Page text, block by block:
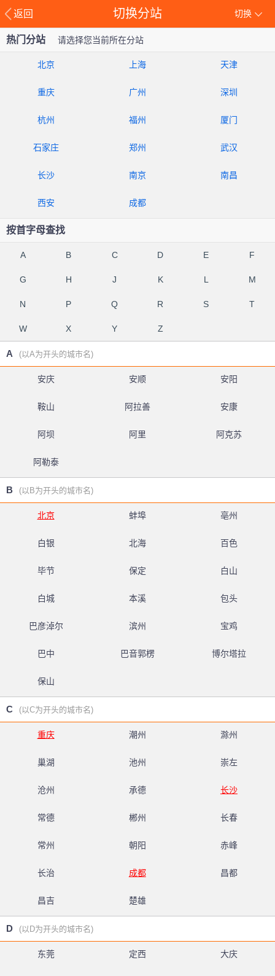
返回 切换
切换分站
热门分站 请选择您当前所在分站
北京 上海 天津
重庆 广州 深圳
杭州 福州 厦门
石家庄 郑州 武汉
长沙 南京 南昌
西安 成都
按首字母查找
A B C D E F
G H J K L M
N P Q R S T
W X Y Z
A (以A为开头的城市名)
安庆 安顺 安阳
鞍山 阿拉善 安康
阿坝 阿里 阿克苏
阿勒泰
B (以B为开头的城市名)
北京 蚌埠 亳州
白银 北海 百色
毕节 保定 白山
白城 本溪 包头
巴彦淖尔 滨州 宝鸡
巴中 巴音郭楞 博尔塔拉
保山
C (以C为开头的城市名)
重庆 潮州 滁州
巢湖 池州 崇左
沧州 承德 长沙
常德 郴州 长春
常州 朝阳 赤峰
长治 成都 昌都
昌吉 楚雄
D (以D为开头的城市名)
东莞 定西 大庆